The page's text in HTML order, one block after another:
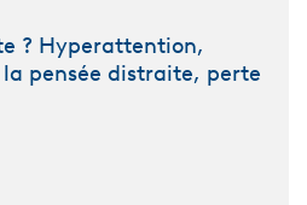
? Hyperattention,
pensée distraite, perte